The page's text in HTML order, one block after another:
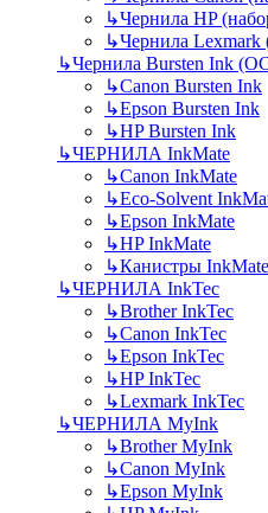
↳Чернила HP
↳Чернила Lexmark
↳Чернила Bursten Ink
↳Canon Bursten Ink
↳Epson Bursten Ink
↳HP Bursten Ink
↳ЧЕРНИЛА InkMate
↳Canon InkMate
↳Eco-Solvent
↳Epson InkMate
↳HP InkMate
↳Канистры InkMate
↳ЧЕРНИЛА InkTec
↳Brother InkTec
↳Canon InkTec
↳Epson InkTec
↳HP InkTec
↳Lexmark InkTec
↳ЧЕРНИЛА MyInk
↳Brother MyInk
↳Canon MyInk
↳Epson MyInk